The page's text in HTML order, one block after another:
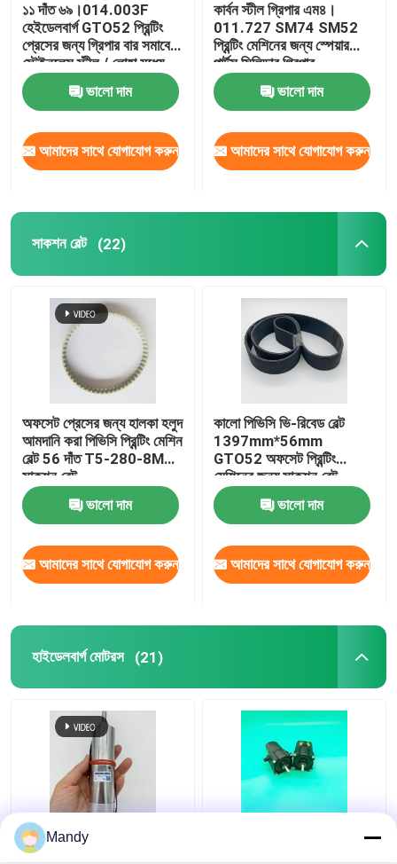
১১ দাঁত ৬৯।014.003F
হেইডেলবার্গ GTO52 প্রিন্টিং
প্রেসের জন্য গ্রিপার বার সমাবেশ
স্টেইনলেস স্টীল / লোহা মধ্যে
খুচরা যন্ত্রাংশ
ভালো দাম
আমাদের সাথে যোগাযোগ করুন
কার্বন স্টীল গ্রিপার এম৪।
011.727 SM74 SM52
প্রিন্টিং মেশিনের জন্য স্পেয়ার
পার্টস সিলিন্ডার গ্রিপার
ভালো দাম
আমাদের সাথে যোগাযোগ করুন
সাকশন বেল্ট (22)
অফসেট প্রেসের জন্য হালকা হলুদ
আমদানি করা পিভিসি প্রিন্টিং মেশিন
বেল্ট 56 দাঁত T5-280-8MM
সাকশন বেল্ট
ভালো দাম
আমাদের সাথে যোগাযোগ করুন
কালো পিভিসি ভি-রিবেড বেল্ট
1397mm*56mm
GTO52 অফসেট প্রিন্টিং
মেশিনের জন্য সাকশন বেল্ট
ভালো দাম
আমাদের সাথে যোগাযোগ করুন
হাইডেলবার্গ মোটরস (21)
সিলভার গিয়ারড মোটর ৬১।
144.1101/02 এসএম/সিডি
কালো ৬১।144.1121 অফসেট
Mandy